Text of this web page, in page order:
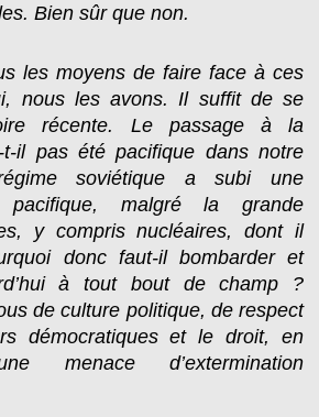
Bien sûr que non.
les moyens de faire face à ces
nous les avons. Il suffit de se
récente. Le passage à la
t-il pas été pacifique dans notre
soviétique a subi une
pacifique, malgré la grande
y compris nucléaires, dont il
donc faut-il bombarder et
à tout bout de champ ?
de culture politique, de respect
démocratiques et le droit, en
menace d’extermination